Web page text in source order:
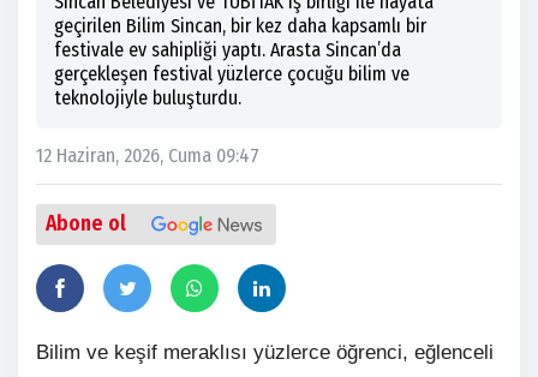
geçirilen Bilim Sincan, bir kez daha kapsamlı bir
festivale ev sahipliği yaptı. Arasta Sincan’da
gerçekleşen festival yüzlerce çocuğu bilim ve
teknolojiyle buluşturdu.
12 Haziran, 2026, Cuma 09:47
Abone ol
Bilim ve keşif meraklısı yüzlerce öğrenci, eğlenceli